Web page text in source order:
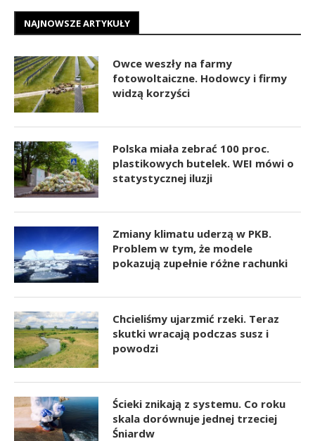
NAJNOWSZE ARTYKUŁY
Owce weszły na farmy
fotowoltaiczne. Hodowcy i firmy
widzą korzyści
Polska miała zebrać 100 proc.
plastikowych butelek. WEI mówi o
statystycznej iluzji
Zmiany klimatu uderzą w PKB.
Problem w tym, że modele
pokazują zupełnie różne rachunki
Chcieliśmy ujarzmić rzeki. Teraz
skutki wracają podczas susz i
powodzi
Ścieki znikają z systemu. Co roku
skala dorównuje jednej trzeciej
Śniardw